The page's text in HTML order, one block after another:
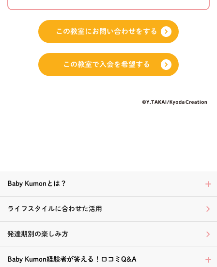
この教室にお問い合わせをする
この教室で入会を希望する
Baby Kumonとは？
ライフスタイルに合わせた活用
発達期別の楽しみ方
Baby Kumon経験者が答える！口コミQ&A